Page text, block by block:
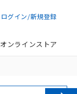
ログイン/新規登録
オンラインストア